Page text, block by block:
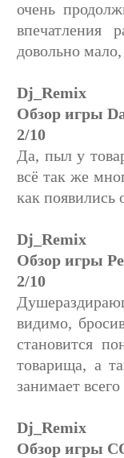
очень
впечатления
довольно
Dj_Remix
Обзор игры
2/10
Да, пыл у
всё так же
как появились
Dj_Remix
Обзор игры
2/10
видимо,
становится
товарища, а
занимает
Dj_Remix
Обзор игры